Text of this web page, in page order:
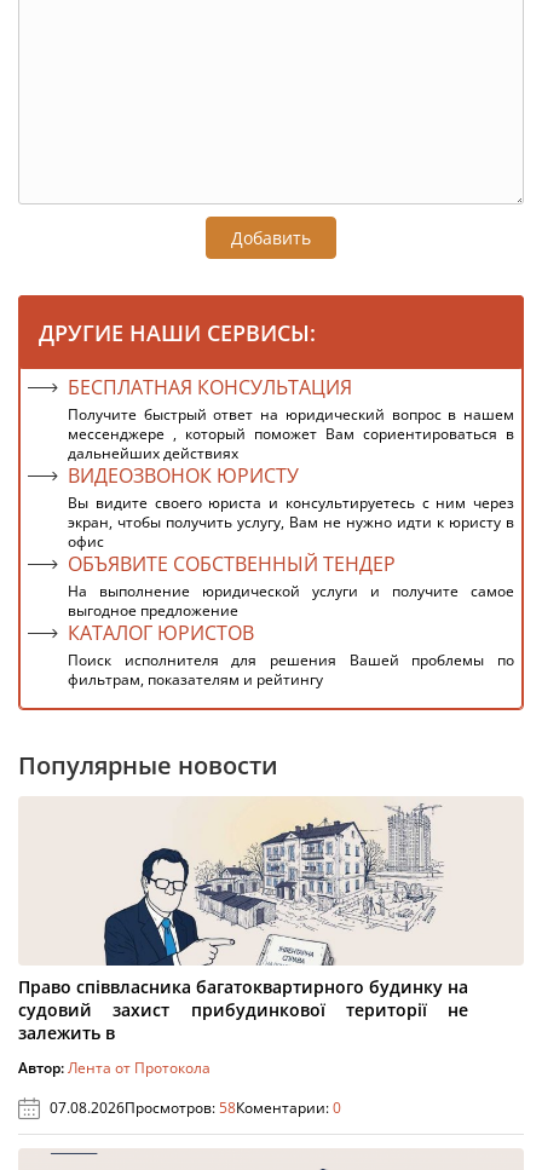
Добавить
ДРУГИЕ НАШИ СЕРВИСЫ:
БЕСПЛАТНАЯ КОНСУЛЬТАЦИЯ
Получите быстрый ответ на юридический вопрос в нашем
мессенджере , который поможет Вам сориентироваться в
дальнейших действиях
ВИДЕОЗВОНОК ЮРИСТУ
Вы видите своего юриста и консультируетесь с ним через
экран, чтобы получить услугу, Вам не нужно идти к юристу в
офис
ОБЪЯВИТЕ СОБСТВЕННЫЙ ТЕНДЕР
На выполнение юридической услуги и получите самое
выгодное предложение
КАТАЛОГ ЮРИСТОВ
Поиск исполнителя для решения Вашей проблемы по
фильтрам, показателям и рейтингу
Популярные новости
Право співвласника багатоквартирного будинку на
судовий захист прибудинкової території не
залежить в
Автор:Лента от Протокола
07.08.2026Просмотров:58Коментарии:0